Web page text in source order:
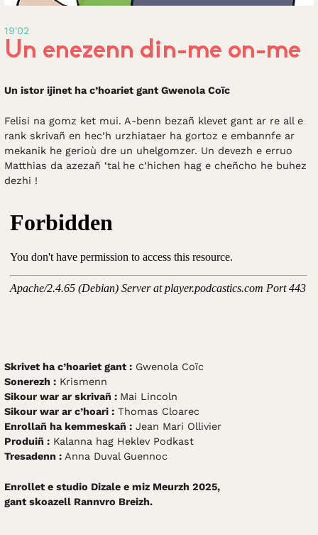
19'02
Un enezenn din-me on-me
Un istor ijinet ha c’hoariet gant Gwenola Coïc
Felisi na gomz ket mui. A-benn bezañ klevet gant ar re all e
rank skrivañ en hec’h urzhiataer ha gortoz e embannfe ar
mekanik he gerioù dre un uhelgomzer. Un devezh e erruo
Matthias da azezañ ‘tal he c’hichen hag e cheñcho he buhez
dezhi !
Skrivet ha c’hoariet gant : Gwenola Coïc
Sonerezh : Krismenn
Sikour war ar skrivañ : Mai Lincoln
Sikour war ar c’hoari : Thomas Cloarec
Enrollañ ha kemmeskañ : Jean Mari Ollivier
Produiñ : Kalanna hag Heklev Podkast
Tresadenn : Anna Duval Guennoc
Enrollet e studio Dizale e miz Meurzh 2025,
gant skoazell Rannvro Breizh.